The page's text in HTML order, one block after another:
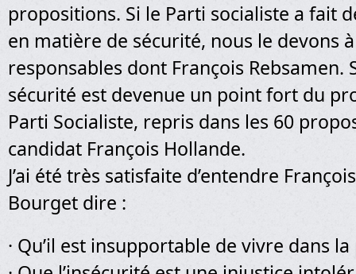
propositions. Si le Parti socialiste a fait
en matière de sécurité, nous le devons
responsables dont François Rebsamen.
sécurité est devenue un point fort du
Parti Socialiste, repris dans les 60
candidat François Hollande.
J’ai été très satisfaite d’entendre
Bourget dire :
· Qu’il est insupportable de vivre dans la